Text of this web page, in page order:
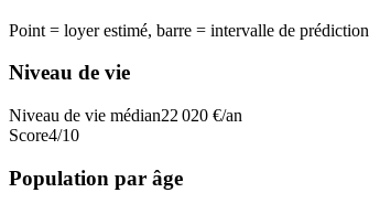
Point = loyer estimé, barre = intervalle de prédiction
Niveau de vie
Niveau de vie médian22 020 €/an
Score4/10
Population par âge